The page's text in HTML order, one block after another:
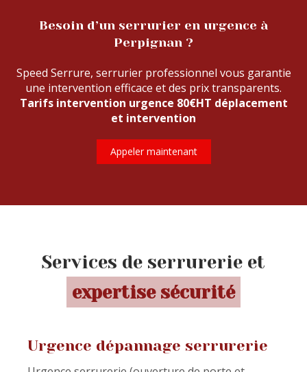
Besoin d’un serrurier en urgence à
Perpignan ?
Speed Serrure, serrurier professionnel vous garantie
une intervention efficace et des prix transparents.
Tarifs intervention urgence 80€HT déplacement
et intervention
Appeler maintenant
Services de serrurerie et
expertise sécurité
Urgence dépannage serrurerie